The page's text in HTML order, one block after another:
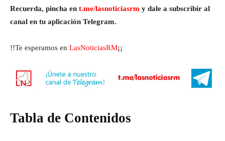
Recuerda, pincha en t.me/lasnoticiasrm y dale a subscribir al
canal en tu aplicación Telegram.
!!Te esperamos en LasNoticiasRM¡¡
Tabla de Contenidos